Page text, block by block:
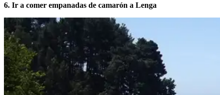
6. Ir a comer empanadas de camarón a Lenga